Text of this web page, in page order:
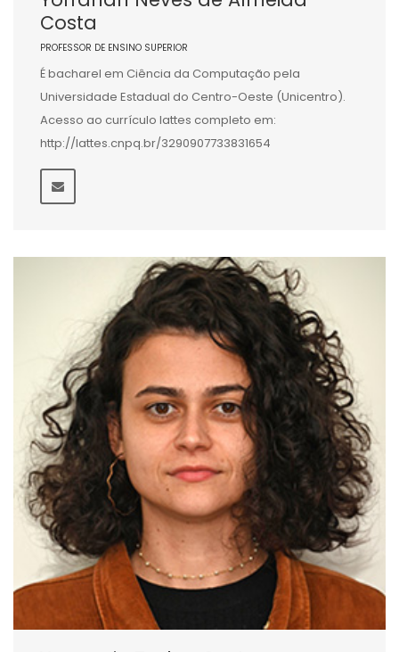
Costa
PROFESSOR DE ENSINO SUPERIOR
É bacharel em Ciência da Computação pela
Universidade Estadual do Centro-Oeste (Unicentro).
Acesso ao currículo lattes completo em:
http://lattes.cnpq.br/3290907733831654